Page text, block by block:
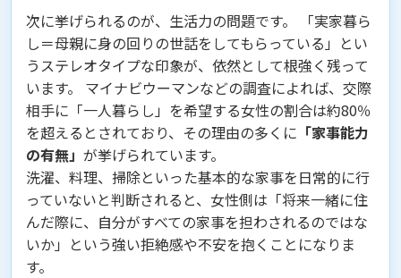
次に挙げられるのが、生活力の問題です。 「実家暮ら
し＝母親に身の回りの世話をしてもらっている」とい
うステレオタイプな印象が、依然として根強く残って
います。 マイナビウーマンなどの調査によれば、交際
相手に「一人暮らし」を希望する女性の割合は約80％
を超えるとされており、その理由の多くに 「家事能力
の有無」 が挙げられています。
洗濯、料理、掃除といった基本的な家事を日常的に行
っていないと判断されると、女性側は「将来一緒に住
んだ際に、自分がすべての家事を担わされるのではな
いか」という強い拒絶感や不安を抱くことになりま
す。